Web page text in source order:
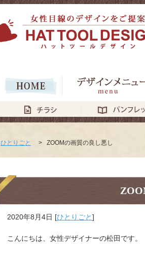
ひとりごと > ZOOMの画質の良し悪し
2020年8月4日 [ひとりごと]
こんにちは、女性デザイナーの松田です。